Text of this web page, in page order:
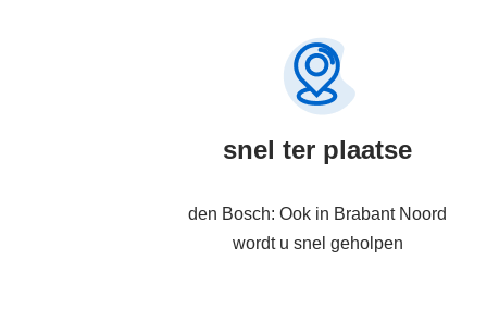
snel ter plaatse
den Bosch: Ook in Brabant Noord
wordt u snel geholpen